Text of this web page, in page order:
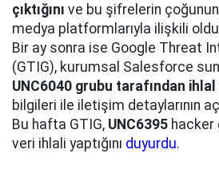
çıktığını ve bu şifrelerin
medya platformlarıyla ilişkili
Bir ay sonra ise Google Threat
(GTIG), kurumsal Salesforce
UNC6040 grubu tarafından
bilgileri ile iletişim detaylarının
Bu hafta GTIG, UNC6395 hacker
veri ihlali yaptığını duyurdu.